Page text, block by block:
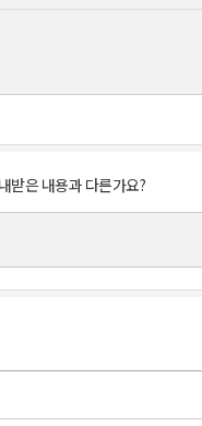
받은 내용과 다른가요?